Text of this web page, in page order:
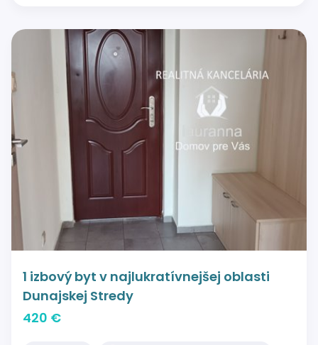
1 izbový byt v najlukratívnejšej oblasti
Dunajskej Stredy
420 €